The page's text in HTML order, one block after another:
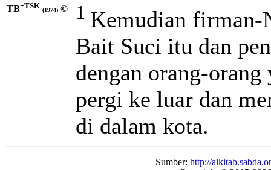
TB+TSK (1974) © 1 Kemudian firman-
Bait Suci itu dan
dengan orang-
pergi ke luar dan
di dalam kota.
Sumber: http://